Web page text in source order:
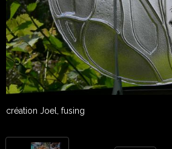
création Joel, fusing